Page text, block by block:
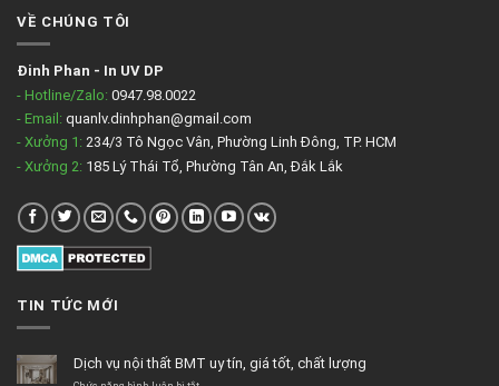
VỀ CHÚNG TÔI
Đinh Phan - In UV DP
- Hotline/Zalo: 0947.98.0022
- Email: quanlv.dinhphan@gmail.com
- Xưởng 1: 234/3 Tô Ngọc Vân, Phường Linh Đông, TP. HCM
- Xưởng 2: 185 Lý Thái Tổ, Phường Tân An, Đắk Lắk
TIN TỨC MỚI
Dịch vụ nội thất BMT uy tín, giá tốt, chất lượng